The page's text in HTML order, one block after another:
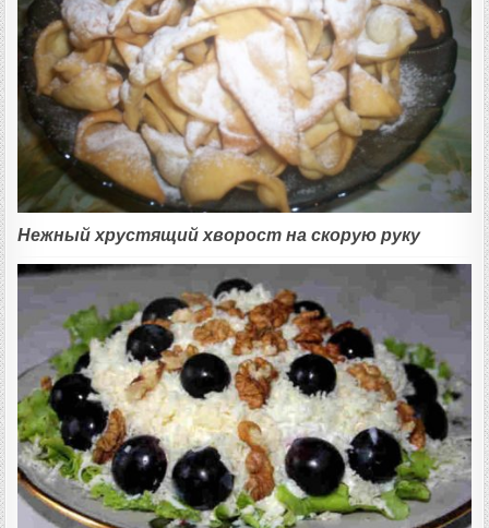
Нежный хрустящий хворост на скорую руку